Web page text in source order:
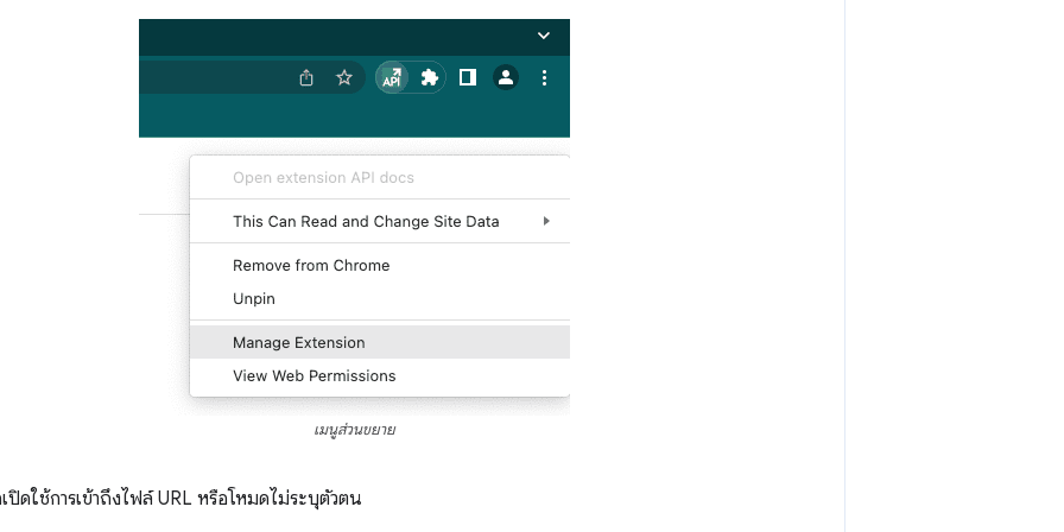
เมนูส่วนขยาย
ปิดใช้การเข้าถึงไฟล์ URL หรือโหมดไม่ระบุตัวตน